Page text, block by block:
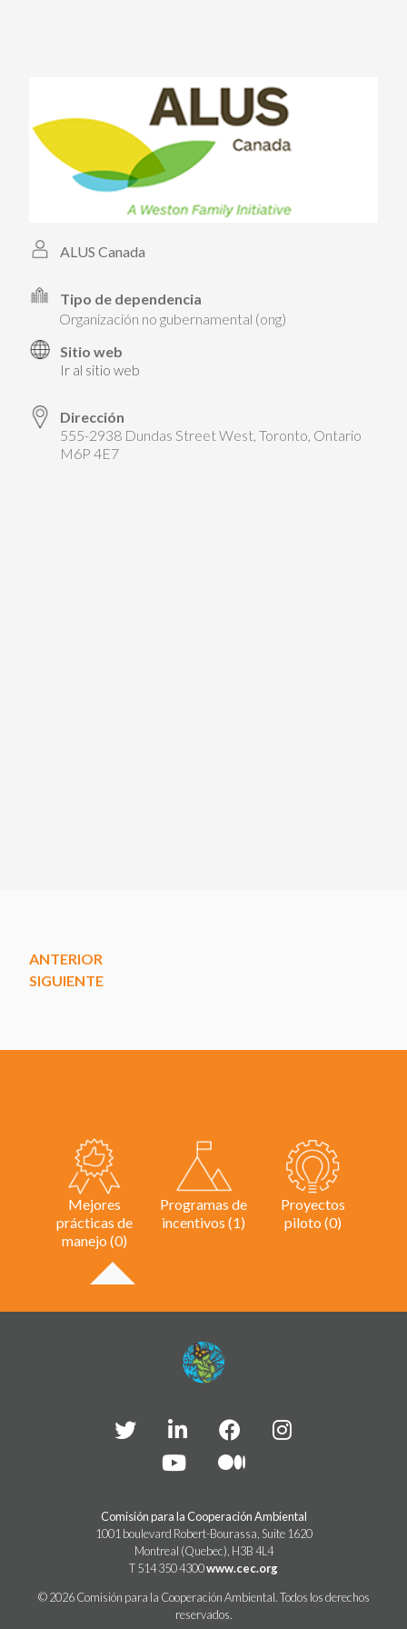
APRENDE MÁS
APRENDE MÁS
ALUS Canada
Tipo de dependencia
organización no gubernamental (ong)
Sitio web
Ir al sitio web
Dirección
555-2938 Dundas Street West, Toronto, Ontario
M6P 4E7
ANTERIOR
SIGUIENTE
Mejores
prácticas de
manejo (0)
Programas de
incentivos (1)
Proyectos
piloto (0)
Comisión para la Cooperación Ambiental
1001 boulevard Robert-Bourassa, Suite 1620
Montreal (Quebec), H3B 4L4
T 514 350 4300www.cec.org
© 2026 Comisión para la Cooperación Ambiental. Todos los derechos
reservados.